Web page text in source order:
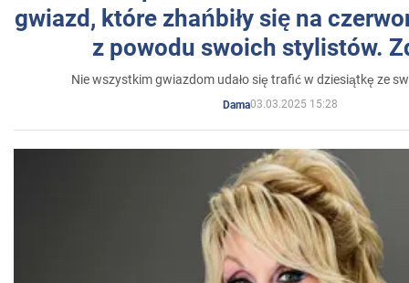
gwiazd, które zhańbiły się na
z powodu swoich stylistów.
Nie wszystkim gwiazdom udało się trafić w dziesiątkę ze
Dama03.03.2025 15:28